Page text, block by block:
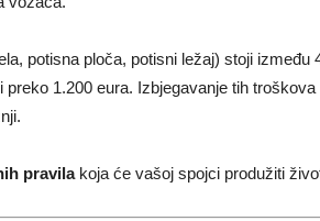
potisna ploča, potisni ležaj) stoji između
1.200 eura. Izbjegavanje tih
pravilakoja će vašoj spojci produžiti